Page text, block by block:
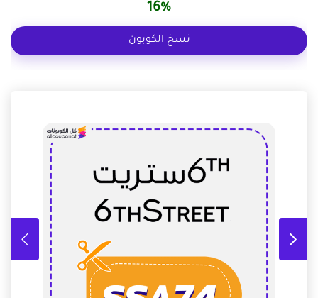
16%
نسخ الكوبون